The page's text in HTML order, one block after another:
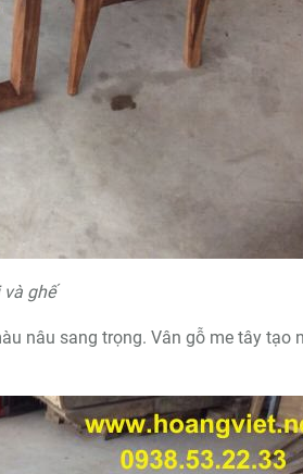
ghế
nâu sang trọng. Vân gỗ me tây tạo